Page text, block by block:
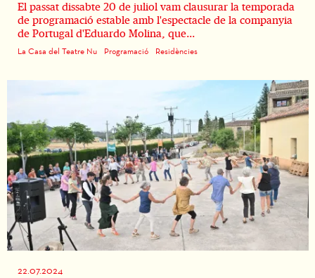
El passat dissabte 20 de juliol vam clausurar la temporada
de programació estable amb l'espectacle de la companyia
de Portugal d'Eduardo Molina, que...
La Casa del Teatre Nu Programació Residències
22.07.2024